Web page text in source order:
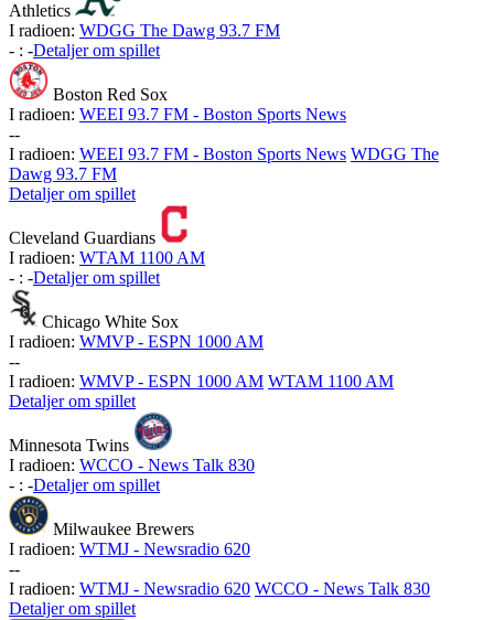
Athletics
I radioen: WDGG The Dawg 93.7 FM
- : -Detaljer om spillet
Boston Red Sox
I radioen: WEEI 93.7 FM - Boston Sports News
--
I radioen: WEEI 93.7 FM - Boston Sports News WDGG The
Dawg 93.7 FM
Detaljer om spillet
Cleveland Guardians
I radioen: WTAM 1100 AM
- : -Detaljer om spillet
Chicago White Sox
I radioen: WMVP - ESPN 1000 AM
--
I radioen: WMVP - ESPN 1000 AM WTAM 1100 AM
Detaljer om spillet
Minnesota Twins
I radioen: WCCO - News Talk 830
- : -Detaljer om spillet
Milwaukee Brewers
I radioen: WTMJ - Newsradio 620
--
I radioen: WTMJ - Newsradio 620 WCCO - News Talk 830
Detaljer om spillet